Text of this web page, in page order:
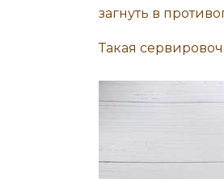
Такая